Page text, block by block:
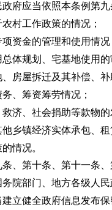
府应当依照本条例第九
工作政策的情况；
资金的管理和使用情况
规划、宅基地使用的
屋拆迁及其补偿、补
、筹资筹劳情况；
、社会捐助等款物的
镇经济实体承包、租
情况。
、第十条、第十一条、
院部门、地方各级人
立健全政府信息发布保